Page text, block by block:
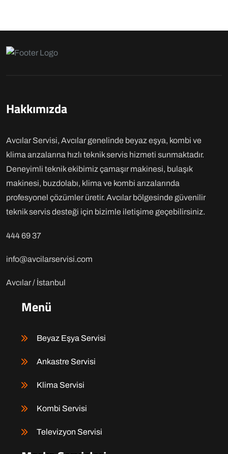
Hakkımızda
Avcılar Servisi, Avcılar genelinde beyaz eşya, kombi ve
klima arızalarına hızlı teknik servis hizmeti sunmaktadır.
Deneyimli teknik ekibimiz çamaşır makinesi, bulaşık
makinesi, buzdolabı, klima ve kombi arızalarında
profesyonel çözümler üretir. Avcılar bölgesinde güvenilir
teknik servis desteği için bizimle iletişime geçebilirsiniz.
444 69 37
info@avcilarservisi.com
Avcılar / İstanbul
Menü
Beyaz Eşya Servisi
Ankastre Servisi
Klima Servisi
Kombi Servisi
Televizyon Servisi